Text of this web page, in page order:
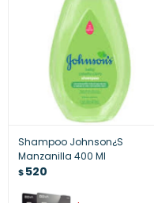
Shampoo Johnson¿S
Manzanilla 400 Ml
$520